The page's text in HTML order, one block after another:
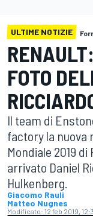
ULTIME NOTIZIE
FOTO
Il team di
factory la nuova
Mondiale 2019
arrivato Daniel
Hulkenberg.
Giacomo Rauli
Matteo Nugnes
Modificato: 12 feb 2019,